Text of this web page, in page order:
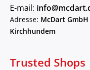
E-mail:
Adresse: McDart
Kirchhundem
Trusted Shops